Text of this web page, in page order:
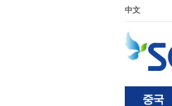
中文
중국